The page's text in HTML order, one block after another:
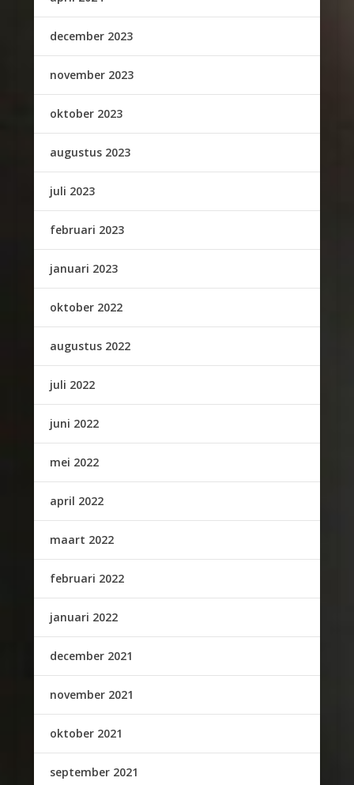
december 2023
november 2023
oktober 2023
augustus 2023
juli 2023
februari 2023
januari 2023
oktober 2022
augustus 2022
juli 2022
juni 2022
mei 2022
april 2022
maart 2022
februari 2022
januari 2022
december 2021
november 2021
oktober 2021
september 2021